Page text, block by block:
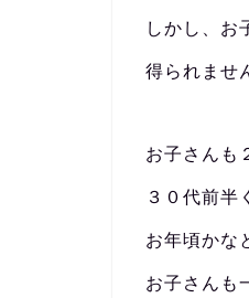
しかし、お
得られませ
お子さんも
３０代前半
お年頃かな
お子さんも